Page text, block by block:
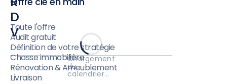
D
V
Chargement
du
calendrier…
Toute l'offre
Audit gratuit
Définition de votre stratégie
Chasse immobilière
Rénovation & Ameublement
Livraison